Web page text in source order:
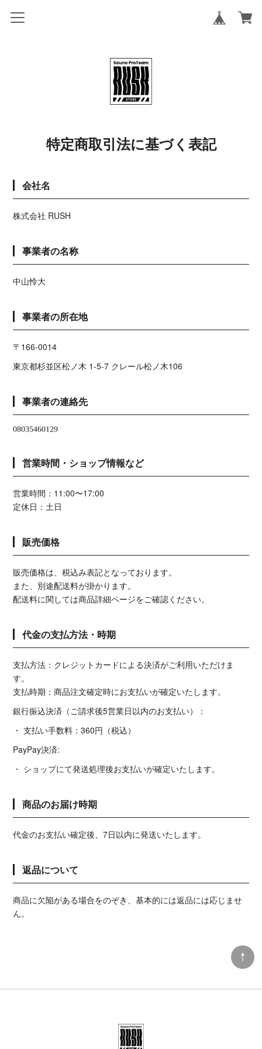
特定商取引法に基づく表記
会社名
株式会社 RUSH
事業者の名称
中山怜大
事業者の所在地
〒166-0014
東京都杉並区松ノ木 1-5-7 クレール松ノ木106
事業者の連絡先
営業時間・ショップ情報など
営業時間：11:00〜17:00
定休日：土日
販売価格
販売価格は、税込み表記となっております。
また、別途配送料が掛かります。
配送料に関しては商品詳細ページをご確認ください。
代金の支払方法・時期
支払方法：クレジットカードによる決済がご利用いただけま
す。
支払時期：商品注文確定時にお支払いが確定いたします。
銀行振込決済（ご請求後5営業日以内のお支払い）：
・ 支払い手数料：360円（税込）
PayPay決済:
・ ショップにて発送処理後お支払いが確定いたします。
商品のお届け時期
代金のお支払い確定後、7日以内に発送いたします。
返品について
商品に欠陥がある場合をのぞき、基本的には返品には応じませ
ん。